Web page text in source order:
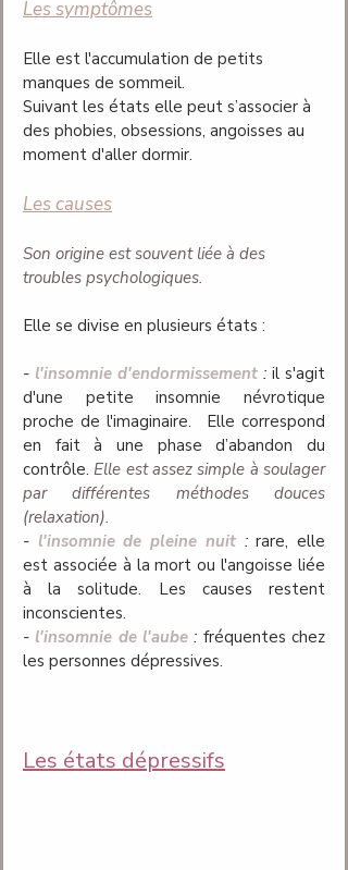
Les symptômes
Elle est l'accumulation de petits
manques de sommeil.
Suivant les états elle peut s’associer à
des phobies, obsessions, angoisses au
moment d'aller dormir.
Les causes
Son origine est souvent liée à des
troubles psychologiques.
Elle se divise en plusieurs états :
- l'insomnie d'endormissement : il s'agit
d'une petite insomnie névrotique
proche de l'imaginaire. 	Elle correspond
en fait à une phase d’abandon du
contrôle. Elle est assez simple à soulager
par différentes méthodes douces
(relaxation).
- l'insomnie de pleine nuit : rare, elle
est associée à la mort ou l'angoisse liée
à la solitude. Les causes restent
inconscientes.
- l'insomnie de l'aube : fréquentes chez
les personnes dépressives.
Les états dépressifs